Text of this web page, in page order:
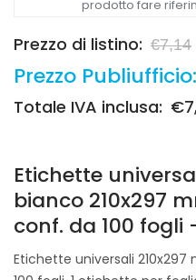
prodotto fare
Prezzo di listino: €7,14
Prezzo Publiufficio:
Totale IVA inclusa:
Etichette
bianco 210x297
conf. da 100 fogli
Etichette universali